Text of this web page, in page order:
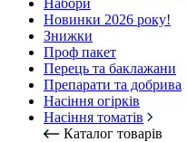
Набори
Новинки 2026 року!
Знижки
Проф пакет
Перець та баклажани
Препарати та добрива
Насіння огірків
Насіння томатів
Каталог товарів